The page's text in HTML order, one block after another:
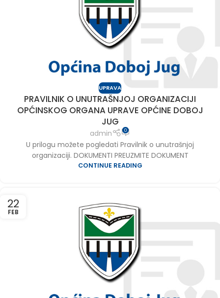
UPRAVA
PRAVILNIK O UNUTRAŠNJOJ ORGANIZACIJI
OPĆINSKOG ORGANA UPRAVE OPĆINE DOBOJ
JUG
admin 0
U prilogu možete pogledati Pravilnik o unutrašnjoj
organizaciji. DOKUMENTI PREUZMITE DOKUMENT
CONTINUE READING
22
FEB